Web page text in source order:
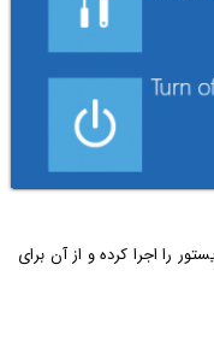
را اجرا کرده و از آن برای